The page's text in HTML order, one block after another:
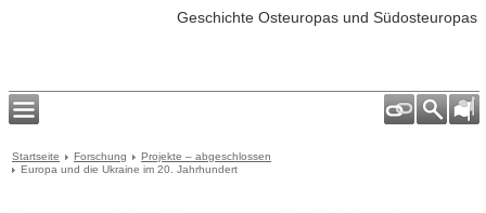
Geschichte Osteuropas und Südosteuropas
Startseite Forschung
Projekte – abgeschlossen
Europa und die Ukraine im 20. Jahrhundert